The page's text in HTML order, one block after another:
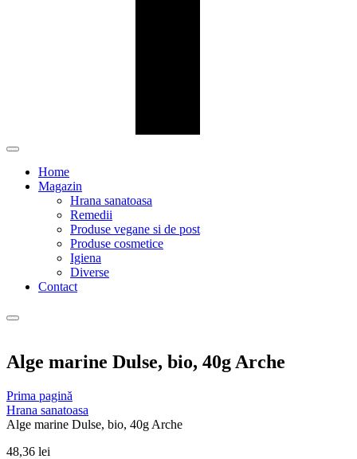
Home
Magazin
Hrana sanatoasa
Remedii
Produse vegane si de post
Produse cosmetice
Igiena
Diverse
Contact
Alge marine Dulse, bio, 40g Arche
Prima pagină
Hrana sanatoasa
Alge marine Dulse, bio, 40g Arche
48,36 lei